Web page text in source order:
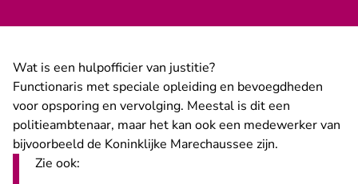
Wat is een hulpofficier van justitie?
Functionaris met speciale opleiding en bevoegdheden
voor opsporing en vervolging. Meestal is dit een
politieambtenaar, maar het kan ook een medewerker van
bijvoorbeeld de Koninklijke Marechaussee zijn.
Zie ook: